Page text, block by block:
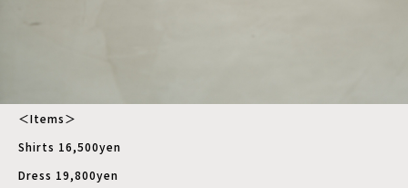
＜Items＞
Shirts 16,500yen
Dress 19,800yen